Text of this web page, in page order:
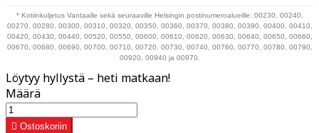
* Kotiinkuljetus Vantaalle sekä seuraaville Helsingin postinumeroalueille: 00230, 00240,
00270, 00280, 00300, 00310, 00320, 00350, 00360, 00370, 00380, 00390, 00400, 00410,
00420, 00430, 00440, 00520, 00550, 00600, 00610, 00620, 00630, 00640, 00650, 00660,
00670, 00680, 00690, 00700, 00710, 00720, 00730, 00740, 00760, 00770, 00780, 00790,
00920, 00940 ja 00970.
Löytyy hyllystä – heti matkaan!
Määrä
 Ostoskoriin